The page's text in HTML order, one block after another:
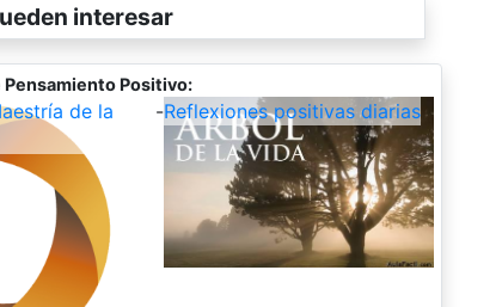
interesar
Pensamiento Positivo:
de la
-Reflexiones positivas diarias